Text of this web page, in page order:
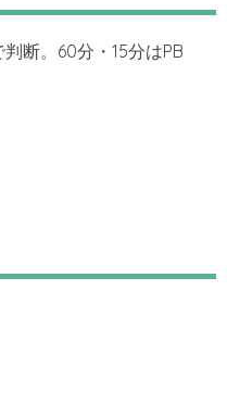
断。60分・15分はPB